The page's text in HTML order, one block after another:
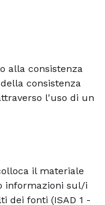
alla consistenza
consistenza
l'uso di un
il materiale
informazioni sul/i
dei fonti (ISAD 1 -